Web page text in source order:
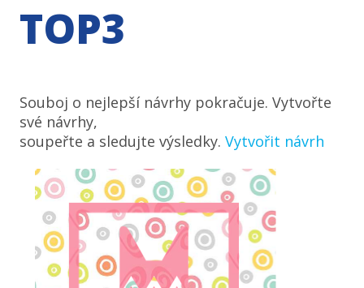
TOP3
Souboj o nejlepší návrhy pokračuje. Vytvořte
své návrhy,
soupeřte a sledujte výsledky.Vytvořit návrh